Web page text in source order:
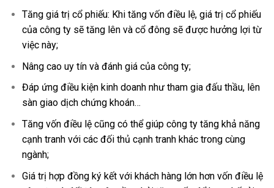
Tăng giá trị cổ phiếu: Khi tăng vốn điều lệ, giá trị cổ phiếu
của công ty sẽ tăng lên và cổ đông sẽ được hưởng lợi từ
việc này;
Nâng cao uy tín và đánh giá của công ty;
Đáp ứng điều kiện kinh doanh như tham gia đấu thầu, lên
sàn giao dịch chứng khoán…
Tăng vốn điều lệ cũng có thể giúp công ty tăng khả năng
cạnh tranh với các đối thủ cạnh tranh khác trong cùng
ngành;
Giá trị hợp đồng ký kết với khách hàng lớn hơn vốn điều lệ